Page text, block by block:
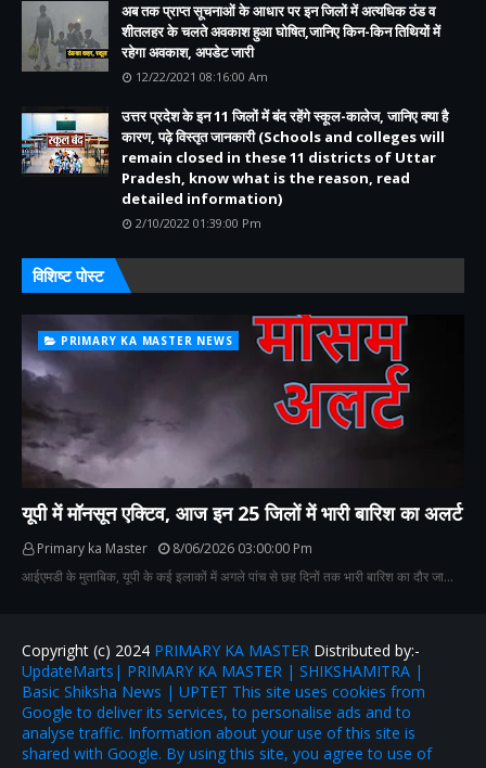
अब तक प्राप्त सूचनाओं के आधार पर इन जिलों में अत्यधिक ठंड व
शीतलहर के चलते अवकाश हुआ घोषित,जानिए किन-किन तिथियों में
रहेगा अवकाश, अपडेट जारी
12/22/2021 08:16:00 Am
उत्तर प्रदेश के इन 11 जिलों में बंद रहेंगे स्कूल-कालेज, जानिए क्या है
कारण, पढ़े विस्तृत जानकारी (Schools and colleges will
remain closed in these 11 districts of Uttar
Pradesh, know what is the reason, read
detailed information)
2/10/2022 01:39:00 Pm
विशिष्ट पोस्ट
PRIMARY KA MASTER NEWS
यूपी में मॉनसून एक्टिव, आज इन 25 जिलों में भारी बारिश का अलर्ट
Primary ka Master
8/06/2026 03:00:00 Pm
आईएमडी के मुताबिक, यूपी के कई इलाकों में अगले पांच से छह दिनों तक भारी बारिश का दौर जा…
Copyright (c) 2024 PRIMARY KA MASTER Distributed by:-
UpdateMarts| PRIMARY KA MASTER | SHIKSHAMITRA |
Basic Shiksha News | UPTET This site uses cookies from
Google to deliver its services, to personalise ads and to
analyse traffic. Information about your use of this site is
shared with Google. By using this site, you agree to use of